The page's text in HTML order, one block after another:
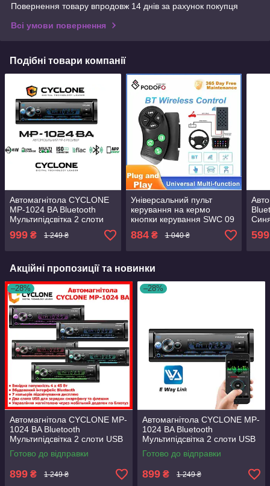
Повернення товару впродовж 14 днів за рахунок покупця
Всі умови повернення
Подібні товари компанії
Автомагнітола CYCLONE
MP-1024 BA Bluetooth
Мультипідсвітка 2 слоти
USB Пульт ДК потужність
4х45 Вт 2 лінійні
999 ₴ 1 249 ₴
Універсальний пульт
керування на кермо
кнопки керування SWC 09
для автомагнітол магнітол
Android Windows
884₴ 1 040 ₴ 599
Акційні пропозиції та новинки
–28%
Автомагнітола CYCLONE MP-
1024 BA Bluetooth
Мультипідсвітка 2 слоти USB
Пульт ДК
Готово до відправки
899 ₴ 1 249 ₴
–28%
Автомагнітола CYCLONE MP-
1024 BA Bluetooth
Мультипідсвітка 2 слоти USB
Пульт ДК
Готово до відправки
899 ₴ 1 249 ₴